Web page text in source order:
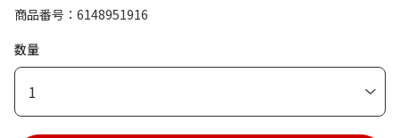
商品番号
6148951916
数量
1